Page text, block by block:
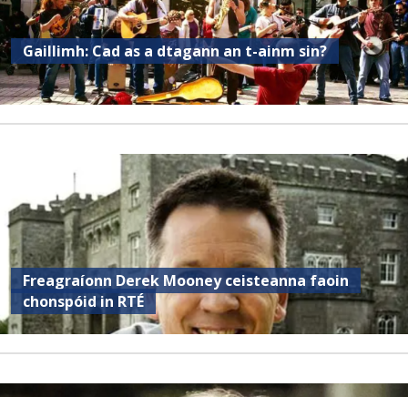
Gaillimh: Cad as a dtagann an t-ainm sin?
Freagraíonn Derek Mooney ceisteanna faoin
chonspóid in RTÉ